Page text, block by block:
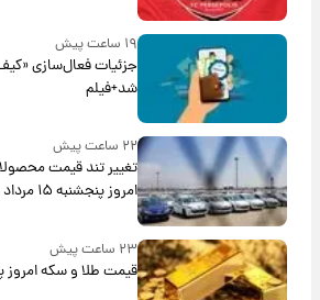
۱۹ ساعت پیش
جزئیات فعال‌سازی «کیف
شد+فیلم
۲۲ ساعت پیش
تغییر تند قیمت
امروز پنجشنبه ۱۵ مرداد ۱۴۰۵ +جدول
۲۳ ساعت پیش
قیمت طلا و سکه امروز پنجشنبه